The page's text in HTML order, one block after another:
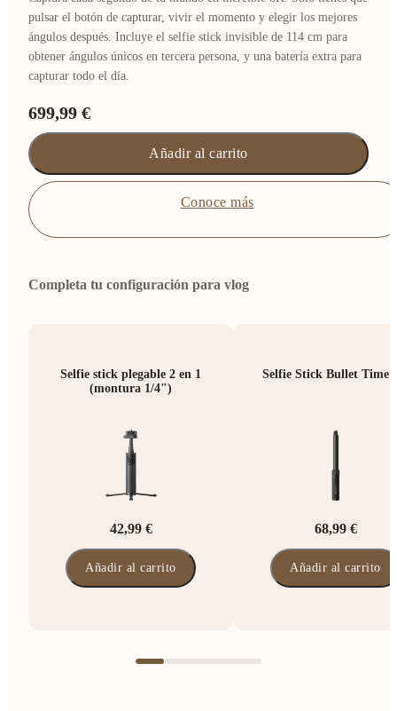
pulsar el botón de capturar, vivir el momento y elegir los mejores
ángulos después. Incluye el selfie stick invisible de 114 cm para
obtener ángulos únicos en tercera persona, y una batería extra para
capturar todo el día.
699,99 €
Añadir al carrito
Conoce más
Completa tu configuración para vlog
Selfie stick plegable 2 en 1
(montura 1/4")
42,99 €
Añadir al carrito
Selfie Stick Bullet Time
68,99 €
Añadir al carrito